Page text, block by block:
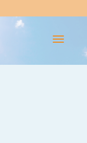
Flip-